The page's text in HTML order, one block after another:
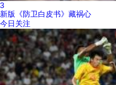
3
新版《防卫白皮书》藏祸心
今日关注